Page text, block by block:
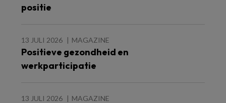
positie
13 JULI 2026 MAGAZINE
Positieve gezondheid en
werkparticipatie
13 JULI 2026 MAGAZINE